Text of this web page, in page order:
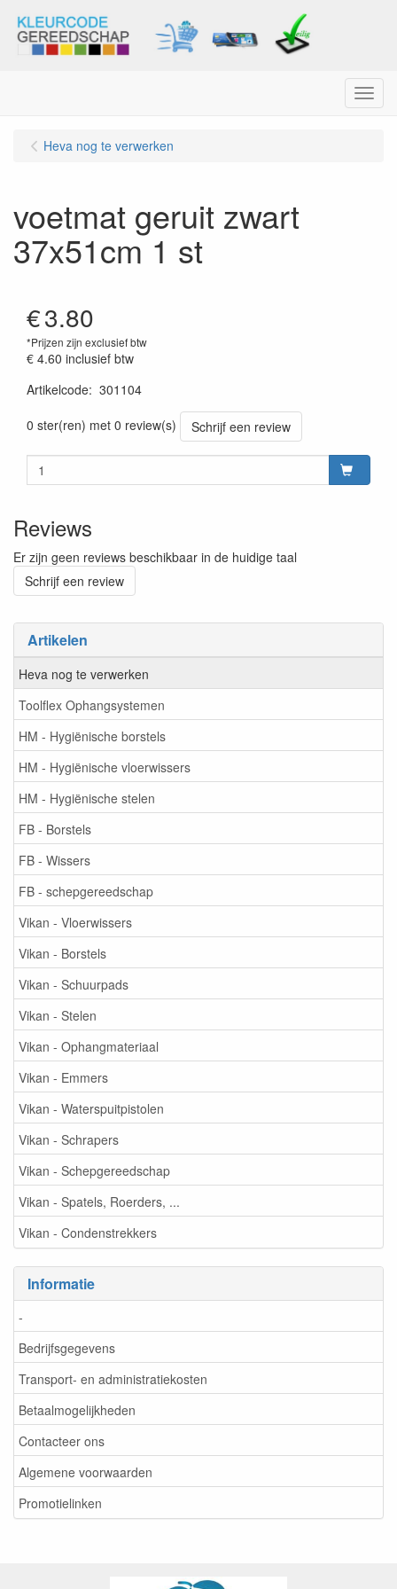
Menu
Artikelen
Heva nog te verwerken
Toolflex Ophangsystemen
HM - Hygiënische borstels
HM - Hygiënische vloerwissers
HM - Hygiënische stelen
FB - Borstels
FB - Wissers
FB - schepgereedschap
Vikan - Vloerwissers
Vikan - Borstels
Vikan - Schuurpads
Vikan - Stelen
Vikan - Ophangmateriaal
Vikan - Emmers
Vikan - Waterspuitpistolen
Vikan - Schrapers
Vikan - Schepgereedschap
Vikan - Spatels, Roerders, ...
Vikan - Condenstrekkers
Informatie
-
Bedrijfsgegevens
Transport- en administratiekosten
Betaalmogelijkheden
Contacteer ons
Algemene voorwaarden
Promotielinken
Heva nog te verwerken
voetmat geruit zwart
37x51cm 1 st
€3.80
*Prijzen zijn exclusief btw
€ 4.60 inclusief btw
Artikelcode: 301104
0 ster(ren) met 0 review(s)
Schrijf een review
Reviews
Er zijn geen reviews beschikbaar in de huidige taal
Schrijf een review